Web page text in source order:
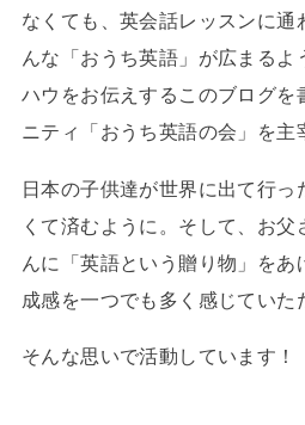
なくても、英会話レッスンに通
んな「おうち英語」が広まるよ
ハウをお伝えするこのブログを
ニティ「おうち英語の会」を主
日本の子供達が世界に出て行っ
くて済むように。そして、お父
んに「英語という贈り物」をあ
成感を一つでも多く感じていた
そんな思いで活動しています！